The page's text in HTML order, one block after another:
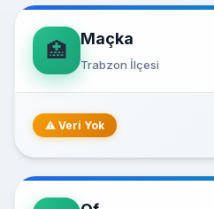
🏥 Maçka
Trabzon İlçesi
⚠ Veri Yok